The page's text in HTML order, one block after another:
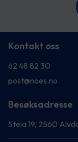
Kontakt oss
62 48 82 30
post@noes.no
Besøksadresse
Steia 19, 2560